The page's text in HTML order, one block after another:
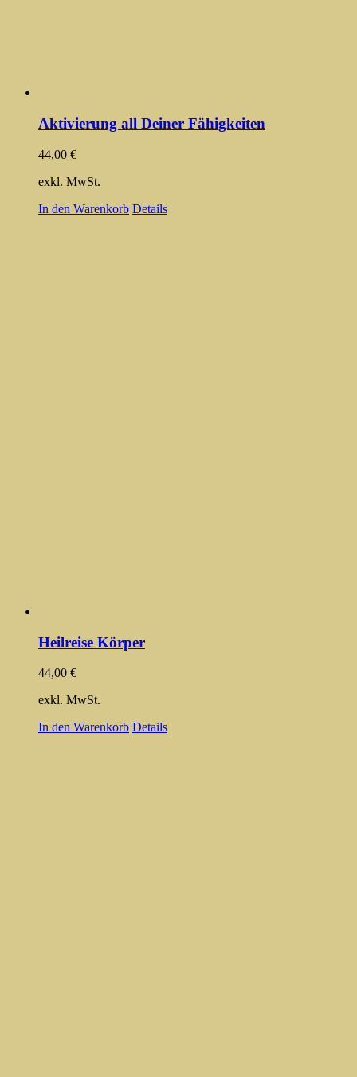
Aktivierung all Deiner Fähigkeiten
44,00 €
exkl. MwSt.
In den Warenkorb Details
Heilreise Körper
44,00 €
exkl. MwSt.
In den Warenkorb Details